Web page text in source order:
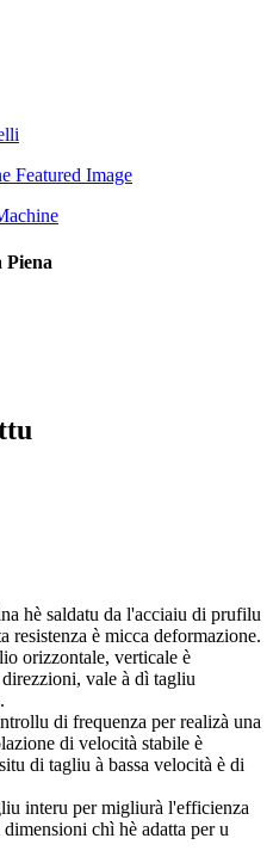
Piena
hè saldatu da l'acciaiu di prufilu
resistenza è micca deformazione.
orizzontale, verticale è
vale à dì tagliu
di frequenza per realizà una
di velocità stabile è
di tagliu à bassa velocità è di
interu per migliurà l'efficienza
chì hè adatta per u